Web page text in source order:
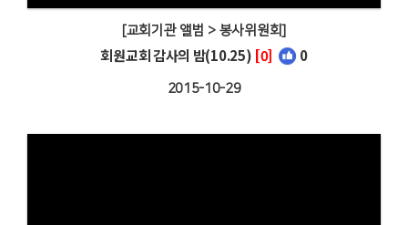
[교회기관 앨범 > 봉사위원회]
회원교회 감사의 밤(10.25) [0] 0
2015-10-29